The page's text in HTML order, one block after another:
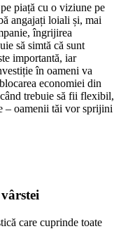
piață cu o viziune pe
angajați loiali și, mai
îngrijirea
să simtă că sunt
importantă, iar
în oameni va
economiei din
trebuie să fii flexibil,
– oamenii tăi vor sprijini
care cuprinde toate